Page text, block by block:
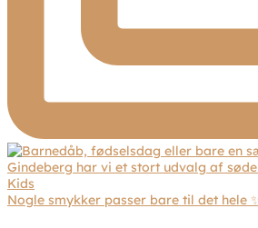
Nogle smykker passer bare til det hele